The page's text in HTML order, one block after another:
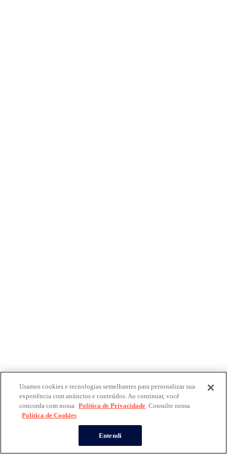
Usamos cookies e tecnologias semelhantes para personalizar sua
experiência com anúncios e conteúdos. Ao continuar, você
concorda com nossa Política de Privacidade. Consulte nossa
Política de Cookies
Entendi